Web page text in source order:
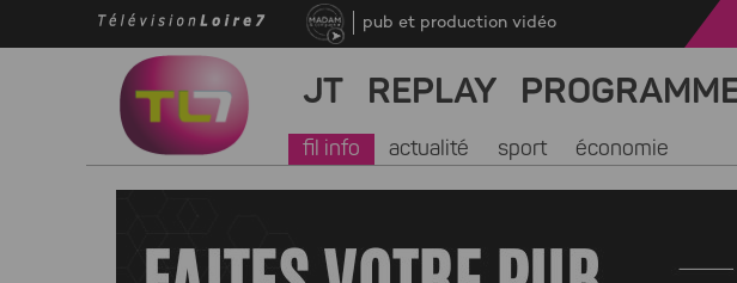
pub et production vidéo
JT REPLAY
fil info actualité sport économie